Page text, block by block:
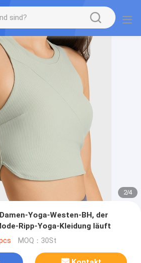
2/4
Yoga-Westen-BH, der
Ripp-Yoga-Kleidung läuft
MOQ：30St